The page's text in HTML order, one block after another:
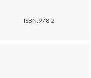
ISBN:978-2-